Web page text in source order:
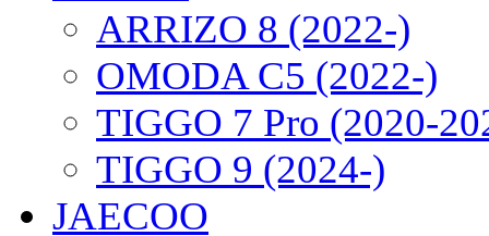
ARRIZO 8 (2022-)
OMODA C5 (2022-)
TIGGO 7 Pro (2020-
TIGGO 9 (2024-)
JAECOO